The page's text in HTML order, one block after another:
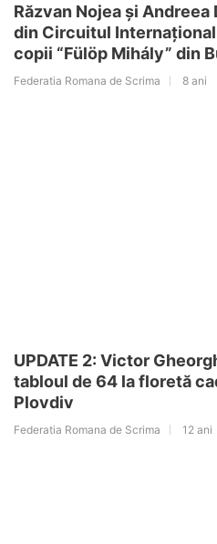
Răzvan Nojea și Andreea
din Circuitul
copii “Fülöp Mihály” din
Federatia Romana de Scrima 8 ani
UPDATE 2: Victor
tabloul de 64 la floretă
Plovdiv
Federatia Romana de Scrima 12 ani